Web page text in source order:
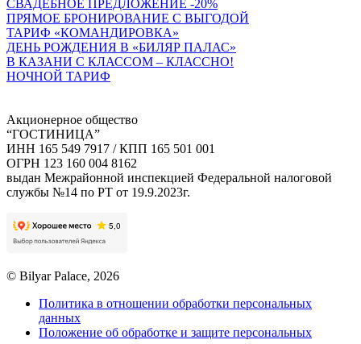
СВАДЕБНОЕ ПРЕДЛОЖЕНИЕ -20%
ПРЯМОЕ БРОНИРОВАНИЕ С ВЫГОДОЙ
ТАРИФ «КОМАНДИРОВКА»
ДЕНЬ РОЖДЕНИЯ В «БИЛЯР ПАЛАС»
В КАЗАНИ С КЛАССОМ – КЛАССНО!
НОЧНОЙ ТАРИФ
Акционерное общество
“ГОСТИНИЦА”
ИНН 165 549 7917 / КПП 165 501 001
ОГРН 123 160 004 8162
выдан Межрайонной инспекцией Федеральной налоговой
службы №14 по РТ от 19.9.2023г.
© Bilyar Palace, 2026
Политика в отношении обработки персональных
данных
Положение об обработке и защите персональных